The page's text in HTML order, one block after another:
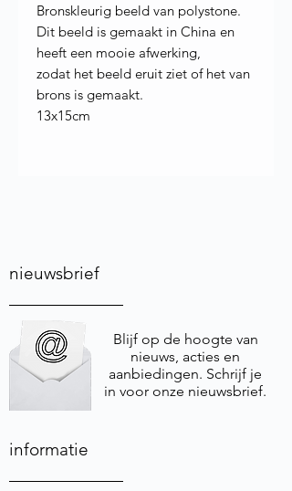
Bronskleurig beeld van polystone.
Dit beeld is gemaakt in China en
heeft een mooie afwerking,
zodat het beeld eruit ziet of het van
brons is gemaakt.
13x15cm
nieuwsbrief
Blijf op de hoogte van
nieuws, acties en
aanbiedingen. Schrijf je
in voor onze nieuwsbrief.
informatie